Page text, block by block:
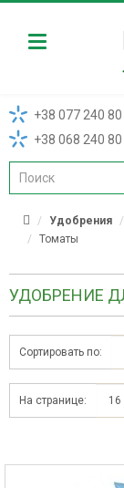
Harvest
+38 077 240 80
+38 068 240 80
Удобрения
Томаты
УДОБРЕНИЕ
Сортировать по:
На странице: